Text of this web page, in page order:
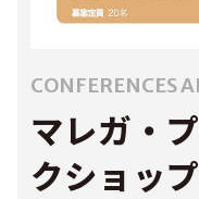
CONFERENCES
マレガ・
クショッ